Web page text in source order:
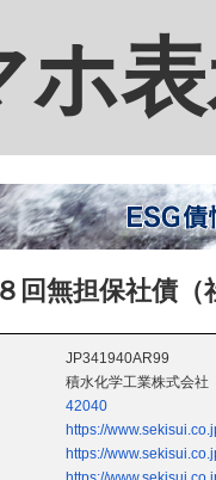
ホ
回無担保社債
JP341940AR99
積水化学工業株式会社
42040
https://
https://